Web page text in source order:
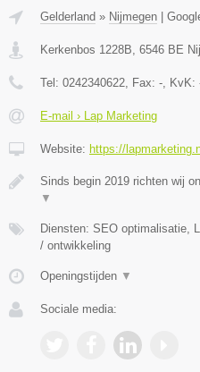
Gelderland » Nijmegen
Kerkenbos 1228B, 6546 BE
Tel: 0242340622, Fax: -, KvK:
E-mail › Lap Marketing
Website: https://
Sinds begin 2019 richten wij
▼
Diensten: SEO optimalisatie,
/ ontwikkeling
Openingstijden ▼
Sociale media: